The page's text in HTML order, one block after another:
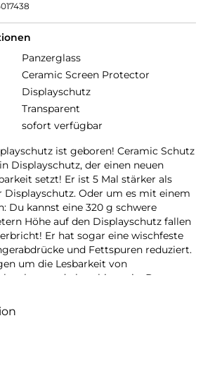
Panzerglass
Ceramic Screen Protector
Displayschutz
Transparent
sofort verfügbar
ist geboren! Ceramic Schutz
Displayschutz, der einen neuen
setzt! Er ist 5 Mal stärker als
Displayschutz. Oder um es mit einem
Du kannst eine 320 g schwere
Höhe auf den Displayschutz fallen
Er hat sogar eine wischfeste
und Fettspuren reduziert.
um die Lesbarkeit von
kannst du beruhigt sein: Der
deines Displays, sodass
sich dein Handy jedes Mal
lässt. Der Displayschutz ist aus
Glaskeramik von Ohara hergestellt.
kratzfestesten Materialien der Welt